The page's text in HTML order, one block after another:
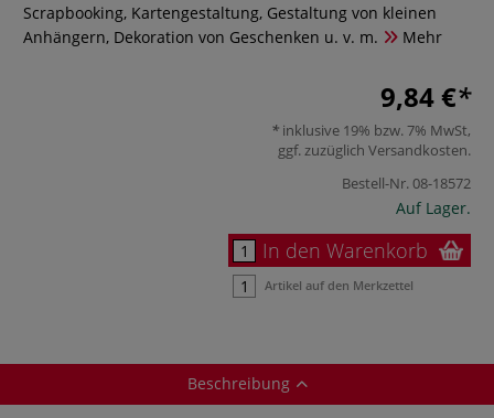
Scrapbooking, Kartengestaltung, Gestaltung von kleinen
Anhängern, Dekoration von Geschenken u. v. m.
Mehr
9,84 €
inklusive 19% bzw. 7% MwSt,
ggf. zuzüglich Versandkosten.
Bestell-Nr.08-18572
Auf Lager.
In den Warenkorb
Artikel auf den Merkzettel
Beschreibung